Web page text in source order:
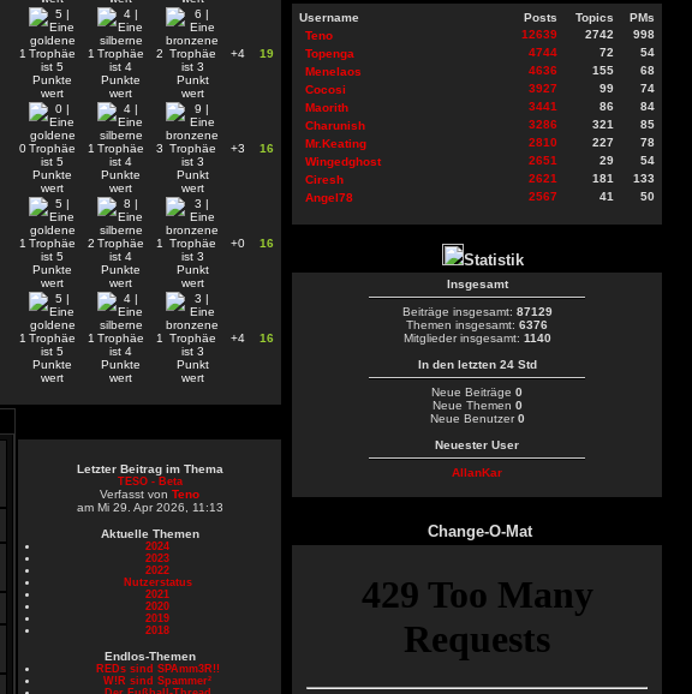
1 1 2 +4 19
0 1 3 +3 16
1 2 1 +0 16
1 1 1 +4 16
Letzter Beitrag im Thema
TESO - Beta
Verfasst von Teno
am Mi 29. Apr 2026, 11:13
Aktuelle Themen
2024
2023
2022
Nutzerstatus
2021
2020
2019
2018
Endlos-Themen
REDs sind SPAmm3R!!
W!R sind Spammer²
Username Posts Topics
PMs
Teno
12639 2742
998
Topenga
4744 72
54
Menelaos
4636 155
68
Cocosi
3927 99
74
Maorith
3441 86
84
Charunish
3286 321
85
Mr.Keating
2810 227
78
Wingedghost
2651 29
54
Ciresh
2621 181
133
Angel78
2567 41 50
Statistik
Insgesamt
Beiträge insgesamt: 87129
Themen insgesamt: 6376
Mitglieder insgesamt: 1140
In den letzten 24 Std
Neue Beiträge 0
Neue Themen 0
Neue Benutzer0
Neuester User
AllanKar
Change-O-Mat